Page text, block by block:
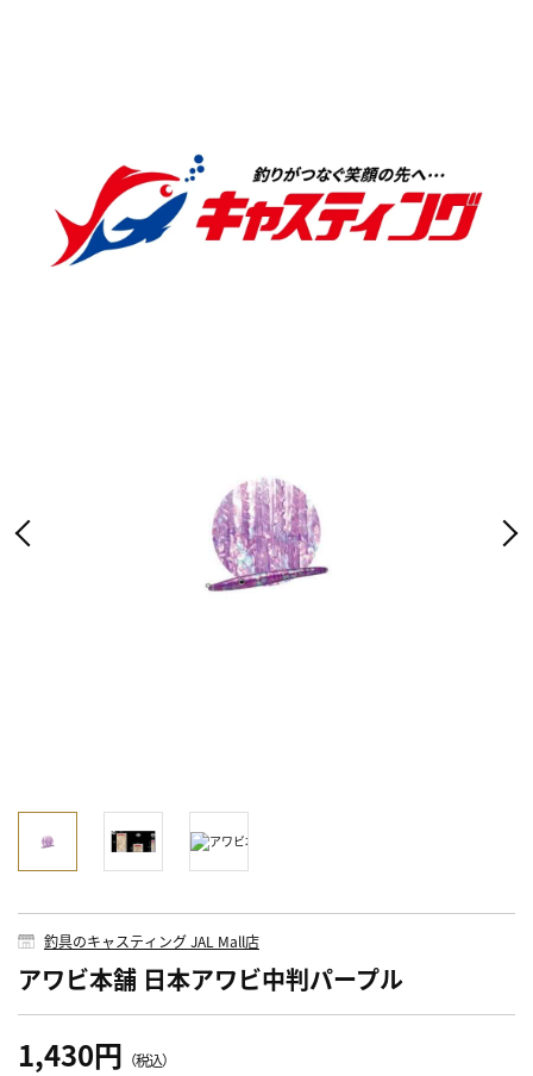
釣具のキャスティング JAL Mall店
アワビ本舗 日本アワビ中判パープル
1,430円 （税込）